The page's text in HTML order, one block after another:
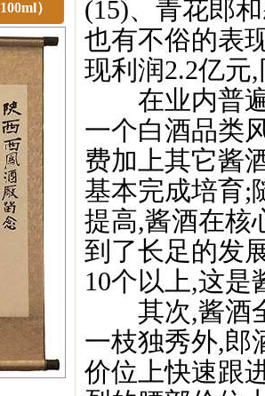
）
(15)、青花郎
也有不俗的表
现利润2.2亿元
在业内普遍
一个白酒品类
费加上其它酱
基本完成培育;
提高,酱酒在核
到了长足的发
10个以上,这是
其次,酱酒全
一枝独秀外,郎
价位上快速跟